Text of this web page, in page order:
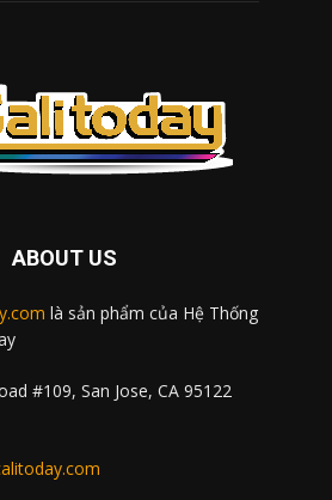
ABOUT US
là sản phẩm của Hệ Thống
#109, San Jose, CA 95122